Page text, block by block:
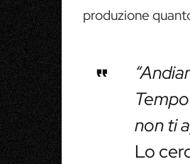
produzione
non ti
Lo